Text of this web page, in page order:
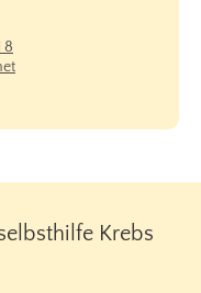
8
Krebs